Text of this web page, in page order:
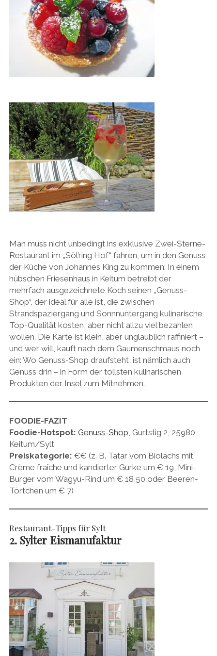
Man muss nicht unbedingt ins exklusive Zwei-Sterne-
Restaurant im „Söl’ring Hof“ fahren, um in den Genuss
der Küche von Johannes King zu kommen: In einem
hübschen Friesenhaus in Keitum betreibt der
mehrfach ausgezeichnete Koch seinen „Genuss-
Shop“, der ideal für alle ist, die zwischen
Strandspaziergang und Sonnnuntergang kulinarische
Top-Qualität kosten, aber nicht allzu viel bezahlen
wollen. Die Karte ist klein, aber unglaublich raffiniert –
und wer will, kauft nach dem Gaumenschmaus noch
ein: Wo Genuss-Shop draufsteht, ist nämlich auch
Genuss drin – in Form der tollsten kulinarischen
Produkten der Insel zum Mitnehmen.
FOODIE-FAZIT
Foodie-Hotspot: Genuss-Shop , Gurtstig 2, 25980
Keitum/Sylt
Preiskategorie: €€ (z. B. Tatar vom Biolachs mit
Crème fraîche und kandierter Gurke um € 19, Mini-
Burger vom Wagyu-Rind um € 18,50 oder Beeren-
Törtchen um € 7)
Restaurant-Tipps für Sylt
2. Sylter Eismanufaktur